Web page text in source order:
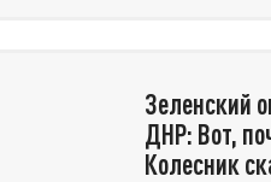
Зеленский
ДНР: Вот,
Колесник